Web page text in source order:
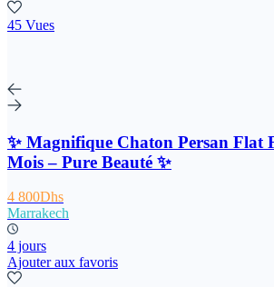
45 Vues
✨ Magnifique Chaton Persan Flat
Mois – Pure Beauté ✨
4 800Dhs
Marrakech
4 jours
Ajouter aux favoris